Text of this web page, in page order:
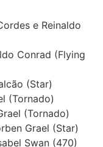
e Reinaldo
Conrad (Flying
(Star)
(Tornado)
(Tornado)
Grael (Star)
Swan (470)